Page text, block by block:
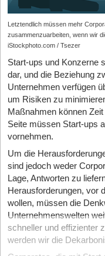
Letztendlich müssen mehr
zusammenzuarbeiten, wenn wir
iStockphoto.com / Tsezer
Start-ups und Konzerne
dar, und die Beziehung
Unternehmen verfügen
um Risiken zu
Maßnahmen können
Seite müssen Start-ups
vornehmen.
Um die
sind jedoch weder
Lage, Antworten zu
Herausforderungen, vor
wollen, müssen die
Unternehmenswelten
schneller und effizienter
werden wir die